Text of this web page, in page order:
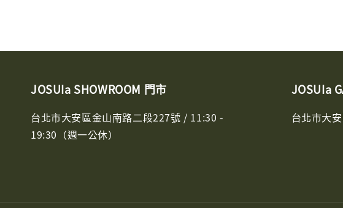
JOSUIa SHOWROOM 門市
台北市大安區金山南路二段227號 / 11:30 -
19:30（週一公休）
JOSUIa
台北市大